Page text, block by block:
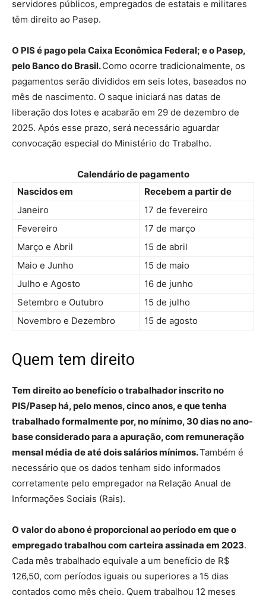
servidores públicos, empregados de estatais e militares
têm direito ao Pasep.
O PIS é pago pela Caixa Econômica Federal; e o Pasep,
pelo Banco do Brasil.Como ocorre tradicionalmente, os
pagamentos serão divididos em seis lotes, baseados no
mês de nascimento. O saque iniciará nas datas de
liberação dos lotes e acabarão em 29 de dezembro de
2025. Após esse prazo, será necessário aguardar
convocação especial do Ministério do Trabalho.
Calendário de pagamento
Nascidos em
Recebem a partir de
Janeiro
17 de fevereiro
Fevereiro
17 de março
Março e Abril
15 de abril
Maio e Junho
15 de maio
Julho e Agosto
16 de junho
Setembro e Outubro
15 de julho
Novembro e Dezembro
15 de agosto
Quem tem direito
Tem direito ao benefício o trabalhador inscrito no
PIS/Pasep há, pelo menos, cinco anos, e que tenha
trabalhado formalmente por, no mínimo, 30 dias no ano-
base considerado para a apuração, com remuneração
mensal média de até dois salários mínimos.Também é
necessário que os dados tenham sido informados
corretamente pelo empregador na Relação Anual de
Informações Sociais (Rais).
O valor do abono é proporcional ao período em que o
empregado trabalhou com carteira assinada em 2023.
Cada mês trabalhado equivale a um benefício de R$
126,50, com períodos iguais ou superiores a 15 dias
contados como mês cheio. Quem trabalhou 12 meses